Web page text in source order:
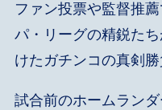
ファン投票や監督推
パ・リーグの精鋭た
けたガチンコの真剣勝
試合前のホームラン